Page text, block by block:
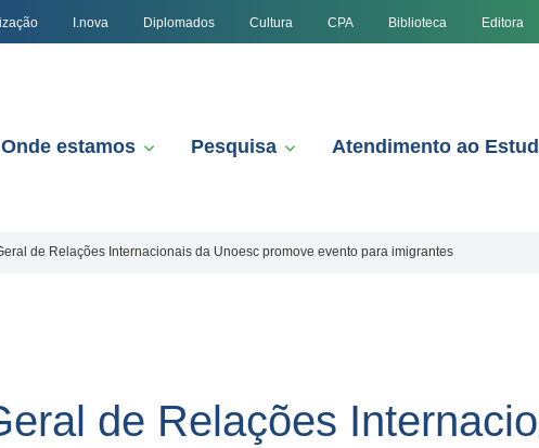
I.nova Diplomados Cultura CPA Biblioteca Editora
Onde estamos Pesquisa Atendimento ao
de Relações Internacionais da Unoesc promove evento para imigrantes
de Relações